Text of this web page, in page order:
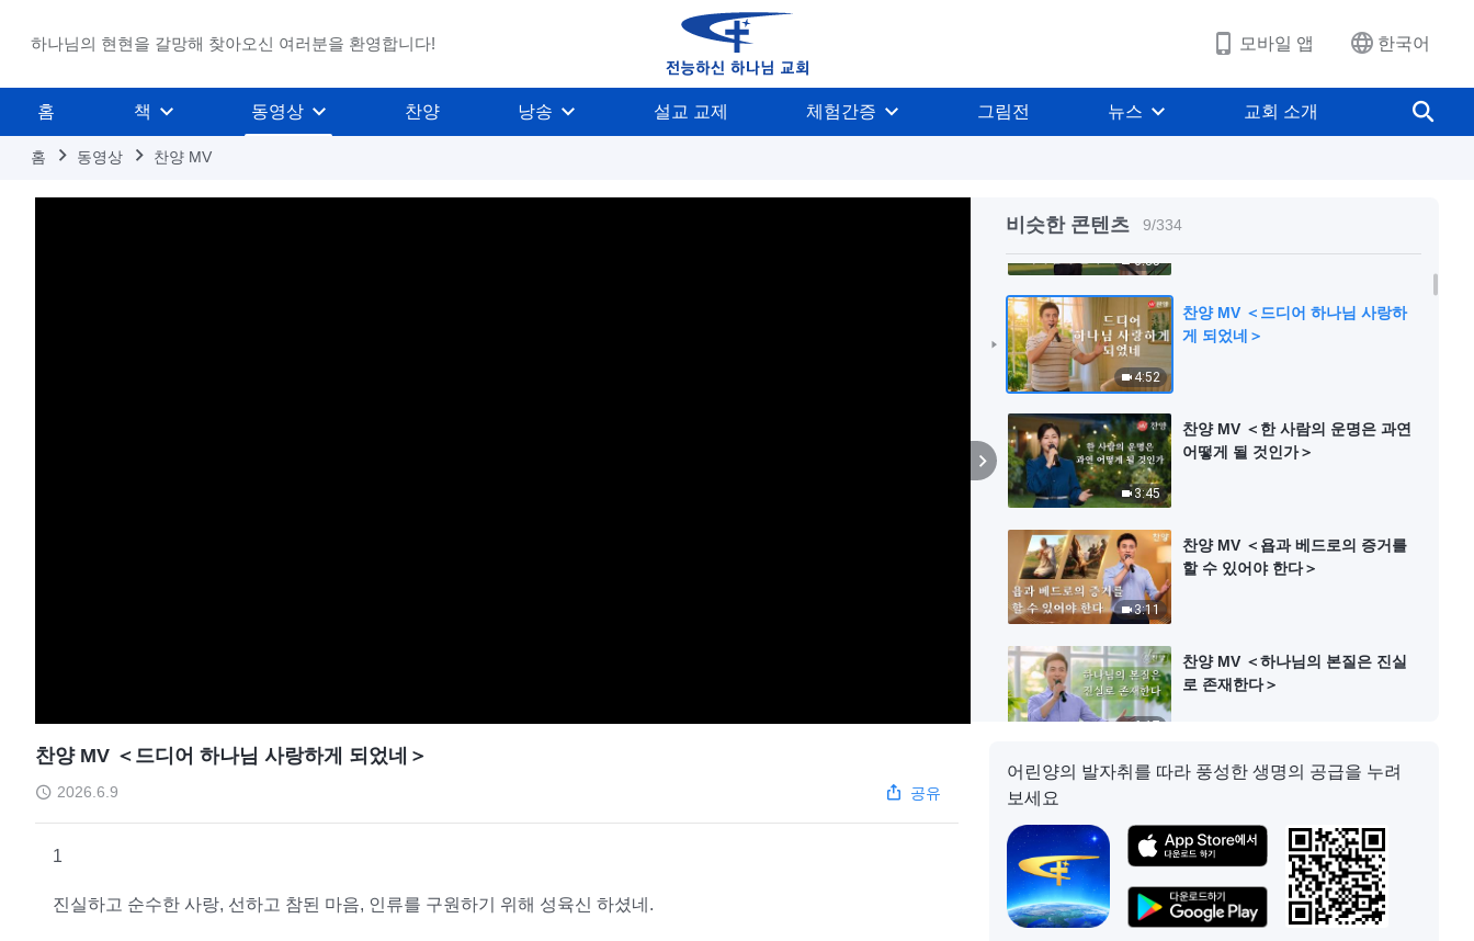
하나님의 현현을 갈망해 찾아오신 여러분을 환영합니다! 모바일 앱 한국어
홈 책 동영상 찬양 낭송 설교 교제 체험간증 그림전 뉴스 교회 소개
홈 동영상 찬양 MV
비슷한 콘텐츠 9/334
님께 순종해야 한다＞
6:35
4:52
찬양 MV ＜드디어 하나님 사랑하
게 되었네＞
3:45
찬양 MV ＜한 사람의 운명은 과연
어떻게 될 것인가＞
3:11
찬양 MV ＜욥과 베드로의 증거를
할 수 있어야 한다＞
6:17
찬양 MV ＜하나님의 본질은 진실
로 존재한다＞
5:27
찬양 MV ＜성경으로 하나님을 정
찬양 MV ＜시련 속에서는 믿음이
필요하다＞
찬양 MV ＜드디어 하나님 사랑하게 되었네＞
2026.6.9 공유
1
진실하고 순수한 사랑, 선하고 참된 마음, 인류를 구원하기 위해 성육신 하셨네.
어린양의 발자취를 따라 풍성한 생명의 공급을 누려
보세요